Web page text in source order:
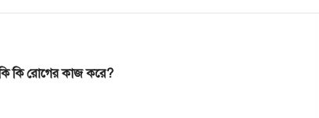
কি কি রোগের কাজ করে?